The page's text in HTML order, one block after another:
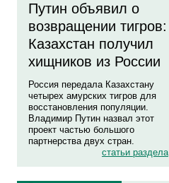
Путин объявил о
возвращении тигров:
Казахстан получил
хищников из России
Россия передала Казахстану
четырех амурских тигров для
восстановления популяции.
Владимир Путин назвал этот
проект частью большого
партнерства двух стран.
статьи раздела